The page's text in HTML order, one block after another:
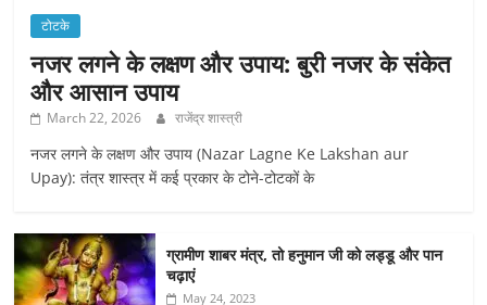
टोटके
नजर लगने के लक्षण और उपाय: बुरी नजर के संकेत
और आसान उपाय
March 22, 2026 राजेंद्र शास्त्री
नजर लगने के लक्षण और उपाय (Nazar Lagne Ke Lakshan aur
Upay): तंत्र शास्त्र में कई प्रकार के टोने-टोटकों के
ग्रामीण शाबर मंत्र, तो हनुमान जी को लड्डू और पान
चढ़ाएं
May 24, 2023